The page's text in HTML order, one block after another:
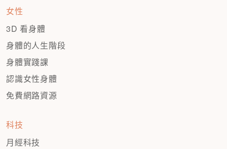
女性
3D 看身體
身體的人生階段
身體實踐課
認識女性身體
免費網路資源
科技
月經科技